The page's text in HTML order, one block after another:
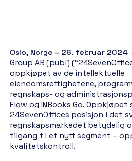
Oslo, Norge – 26. februar 2024
Group AB (publ)
oppkjøpet av de intellektuelle
eiendomsrettighetene,
regnskaps- og
Flow og INBooks Go. Oppkjøpet
24SevenOffices posisjon i det
regnskapsmarkedet betydelig
tilgang til et nytt segment –
kvalitetskontroll.